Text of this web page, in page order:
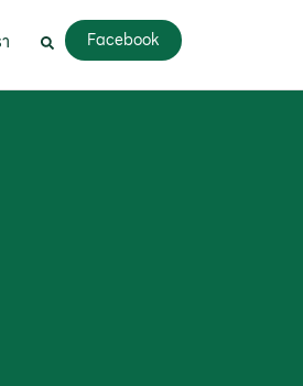
Facebook